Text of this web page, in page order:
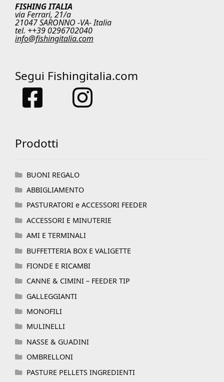
FISHING ITALIA
via Ferrari, 21/a
21047 SARONNO -VA- Italia
tel. ++39 0296702040
info@fishingitalia.com
Segui Fishingitalia.com
Prodotti
BUONI REGALO
ABBIGLIAMENTO
PASTURATORI e ACCESSORI FEEDER
ACCESSORI E MINUTERIE
AMI E TERMINALI
BUFFETTERIA BOX E VALIGETTE
FIONDE E RICAMBI
CANNE & CIMINI – FEEDER TIP
GALLEGGIANTI
MONOFILI
MULINELLI
NASSE & GUADINI
OMBRELLONI
PASTURE PELLETS INGREDIENTI